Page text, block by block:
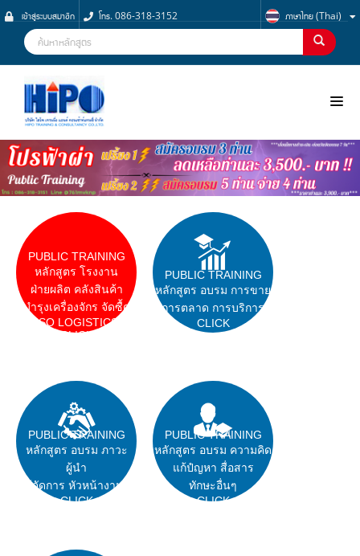
เข้าสู่ระบบสมาชิก โทร. 086-318-3152 ภาษาไทย (Thai)
NOO
PUBLIC TRAINING
หลักสูตร โรงงาน
ฝ่ายผลิต คลังสินค้า
บำรุงเครื่องจักร จัดซื้ด
ISO LOGISTICS
CLICK
PUBLIC TRAINING
หลักสูตร อบรม การขาย
การตลาด การบริการ
CLICK
PUBLIC TRAINING
หลักสูตร อบรม ภาวะ
ผู้นำ
ผู้จัดการ หัวหน้างาน
CLICK
PUBLIC TRAINING
หลักสูตร อบรม ความคิด
แก้ปํญหา สื่อสาร
ทักษะอื่นๆ
CLICK